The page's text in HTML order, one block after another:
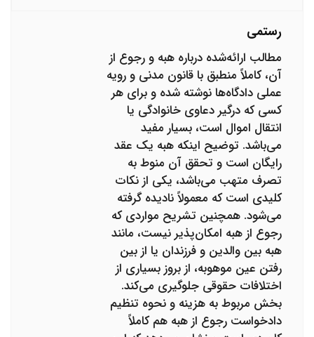
رستمی
مطالب ارائه‌شده درباره هبه و رجوع از
آن، کاملاً منطبق با قانون مدنی و رویه
عملی دادگاه‌ها نوشته شده و برای هر
کسی که درگیر دعاوی خانوادگی یا
انتقال اموال است، بسیار مفید
می‌باشد. توضیح اینکه هبه یک عقد
رایگان است و تحقق آن منوط به
تصرف متهب می‌باشد، یکی از نکات
کلیدی است که معمولاً نادیده گرفته
می‌شود. همچنین تشریح مواردی که
رجوع از هبه امکان‌پذیر نیست، مانند
هبه بین والدین و فرزندان یا از بین
رفتن عین موهوبه، از بروز بسیاری از
اختلافات حقوقی جلوگیری می‌کند.
بخش مربوط به هزینه و نحوه تنظیم
دادخواست رجوع از هبه هم کاملاً